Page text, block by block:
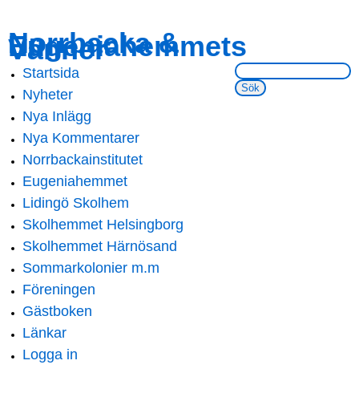
main
content
navigation
Norrbacka &
Eugeniahemmets
Vänner
Sök på webbsidan:
Main menu
Startsida
Nyheter
Nya Inlägg
Nya Kommentarer
Norrbackainstitutet
Eugeniahemmet
Lidingö Skolhem
Skolhemmet Helsingborg
Skolhemmet Härnösand
Sommarkolonier m.m
Föreningen
Gästboken
Länkar
Logga in